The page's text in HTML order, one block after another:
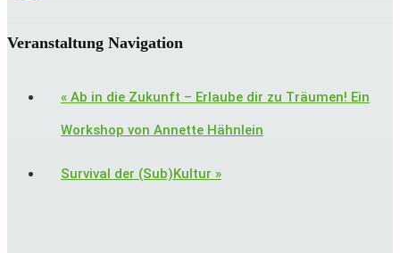
Veranstaltung Navigation
« Ab in die Zukunft – Erlaube dir zu Träumen! Ein
Workshop von Annette Hähnlein
Survival der (Sub)Kultur »